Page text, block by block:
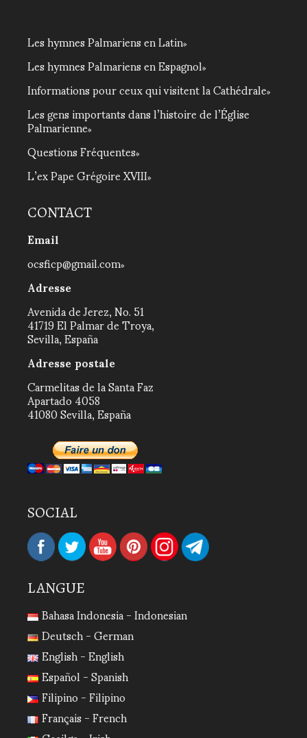
Les hymnes Palmariens en Latin
Les hymnes Palmariens en Espagnol
Informations pour ceux qui visitent la Cathédrale
Les gens importants dans l’histoire de l’Église
Palmarienne
Questions Fréquentes
L’ex Pape Grégoire XVIII
CONTACT
Email
ocsficp@gmail.com
Adresse
Avenida de Jerez, No. 51
41719 El Palmar de Troya,
Sevilla, España
Adresse postale
Carmelitas de la Santa Faz
Apartado 4058
41080 Sevilla, España
SOCIAL
LANGUE
Bahasa Indonesia - Indonesian
Deutsch - German
English - English
Español - Spanish
Filipino - Filipino
Français - French